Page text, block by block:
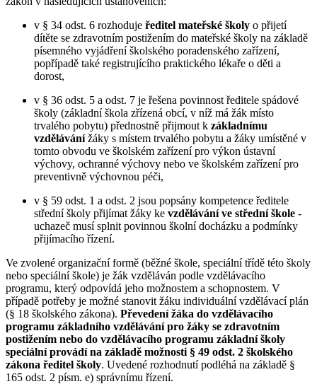
v § 34 odst. 6 rozhoduje ředitel mateřské školy o přijetí
dítěte se zdravotním postižením do mateřské školy na základě
písemného vyjádření školského poradenského zařízení,
popřípadě také registrujícího praktického lékaře o děti a
dorost,
v § 36 odst. 5 a odst. 7 je řešena povinnost ředitele spádové
školy (základní škola zřízená obcí, v níž má žák místo
trvalého pobytu) přednostně přijmout k základnímu
vzdělávánížáky s místem trvalého pobytu a žáky umístěné v
tomto obvodu ve školském zařízení pro výkon ústavní
výchovy, ochranné výchovy nebo ve školském zařízení pro
preventivně výchovnou péči,
v § 59 odst. 1 a odst. 2 jsou popsány kompetence ředitele
střední školy přijímat žáky ke vzdělávání ve střední škole -
uchazeč musí splnit povinnou školní docházku a podmínky
přijímacího řízení.
Ve zvolené organizační formě (běžné škole, speciální třídě této školy
nebo speciální škole) je žák vzděláván podle vzdělávacího
programu, který odpovídá jeho možnostem a schopnostem. V
případě potřeby je možné stanovit žáku individuální vzdělávací plán
(§ 18 školského zákona). Převedení žáka do vzdělávacího
programu základního vzdělávání pro žáky se zdravotním
postižením nebo do vzdělávacího programu základní školy
speciální provádí na základě možnosti § 49 odst. 2 školského
zákona ředitel školy. Uvedené rozhodnutí podléhá na základě §
165 odst. 2 písm. e) správnímu řízení.